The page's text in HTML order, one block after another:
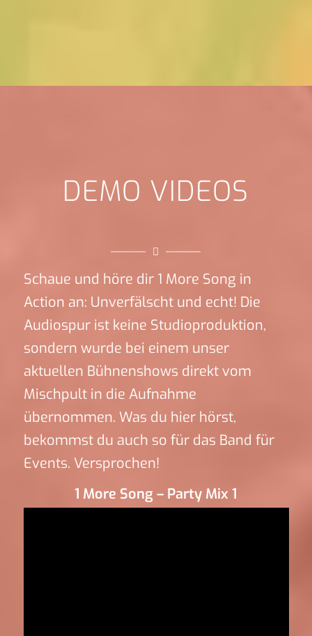
DEMO VIDEOS
Schaue und höre dir 1 More Song in
Action an: Unverfälscht und echt! Die
Audiospur ist keine Studioproduktion,
sondern wurde bei einem unser
aktuellen Bühnenshows direkt vom
Mischpult in die Aufnahme
übernommen. Was du hier hörst,
bekommst du auch so für das Band für
Events. Versprochen!
1 More Song – Party Mix 1